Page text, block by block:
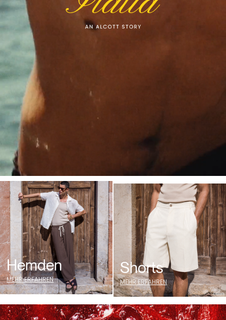
Hemden
MEHR ERFAHREN
Shorts
MEHR ERFAHREN